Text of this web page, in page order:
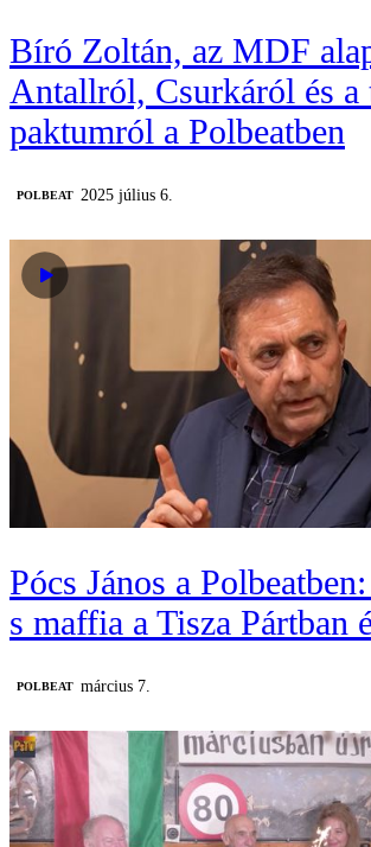
Bíró Zoltán, az MDF
Antallról, Csurkáról és a
paktumról a Polbeatben
‎POLBEAT 2025 július 6.
Pócs János a
s maffia a Tisza Pártban
‎POLBEAT március 7.